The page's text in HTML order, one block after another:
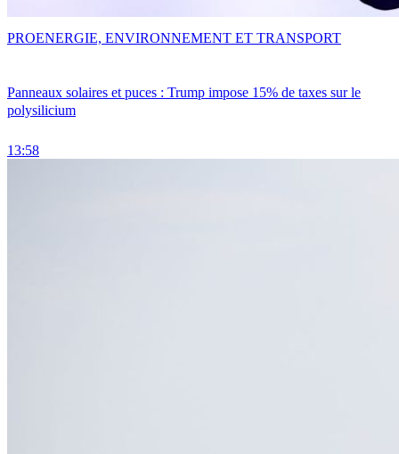
Panneaux solaires et puces : Trump impose 15% de taxes sur le
polysilicium
13:58
PROENERGIE, ENVIRONNEMENT ET TRANSPORT